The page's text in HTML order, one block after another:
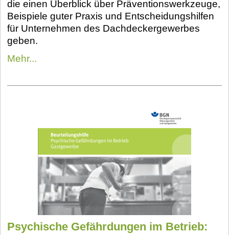
die einen Überblick über Präventionswerkzeuge,
Beispiele guter Praxis und Entscheidungshilfen
für Unternehmen des Dachdeckergewerbes
geben.
Mehr...
Psychische Gefährdungen im Betrieb: